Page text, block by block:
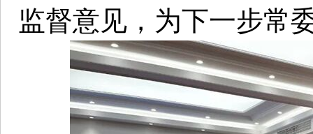
监督意见，为下一步常